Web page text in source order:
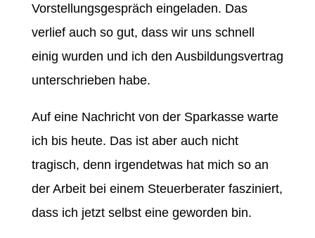
Vorstellungsgespräch eingeladen. Das
verlief auch so gut, dass wir uns schnell
einig wurden und ich den Ausbildungsvertrag
unterschrieben habe.
Auf eine Nachricht von der Sparkasse warte
ich bis heute. Das ist aber auch nicht
tragisch, denn irgendetwas hat mich so an
der Arbeit bei einem Steuerberater fasziniert,
dass ich jetzt selbst eine geworden bin.